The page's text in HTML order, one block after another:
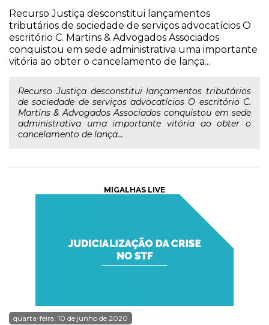
Recurso Justiça desconstitui lançamentos
tributários de sociedade de serviços advocatícios O
escritório C. Martins & Advogados Associados
conquistou em sede administrativa uma importante
vitória ao obter o cancelamento de lança...
Recurso Justiça desconstitui lançamentos tributários
de sociedade de serviços advocatícios O escritório C.
Martins & Advogados Associados conquistou em sede
administrativa uma importante vitória ao obter o
cancelamento de lança...
MIGALHAS LIVE
quarta-feira, 10 de junho de 2020